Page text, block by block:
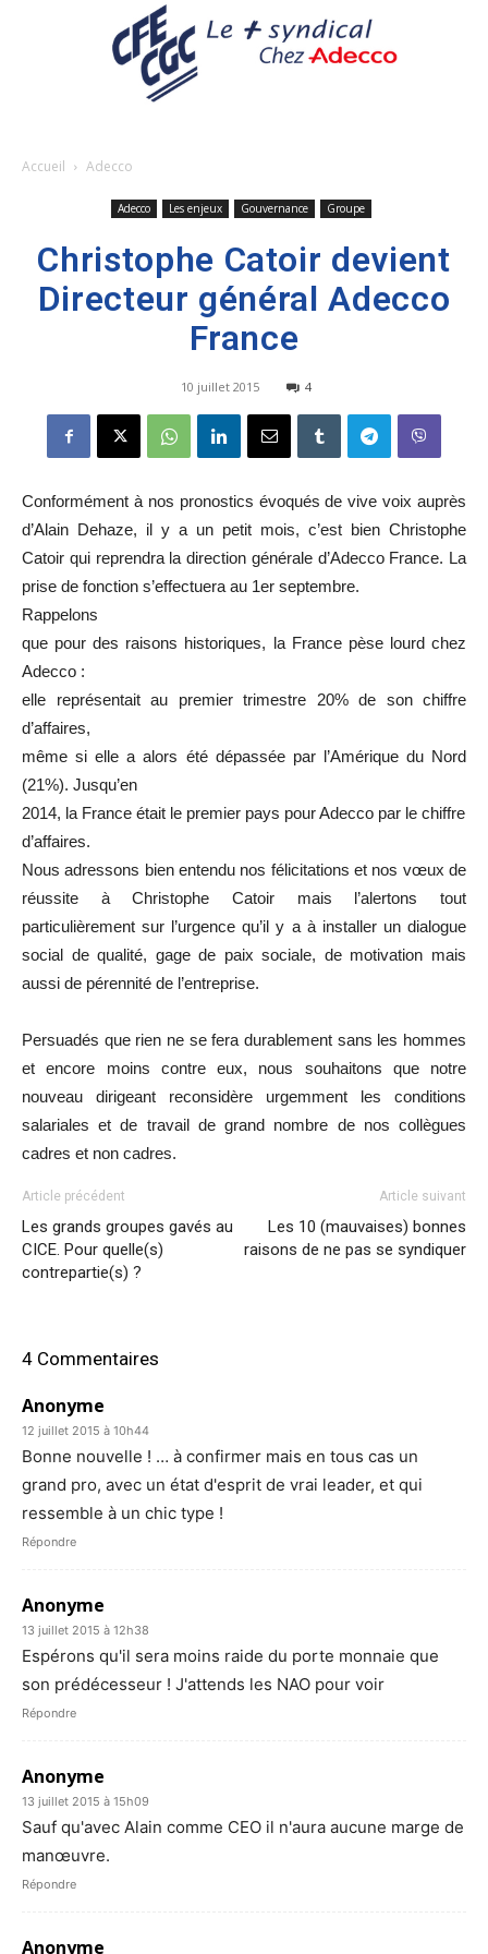
Accueil Adecco
Adecco Les enjeux Gouvernance Groupe
Christophe Catoir devient
Directeur général Adecco
France
10 juillet 2015 4
Conformément à nos pronostics évoqués de vive voix auprès
d’Alain Dehaze, il y a un petit mois, c’est bien Christophe
Catoir qui reprendra la direction générale d’Adecco France. La
prise de fonction s’effectuera au 1er septembre.
Rappelons
que pour des raisons historiques, la France pèse lourd chez
Adecco :
elle représentait au premier trimestre 20% de son chiffre
d’affaires,
même si elle a alors été dépassée par l’Amérique du Nord
(21%). Jusqu’en
2014, la France était le premier pays pour Adecco par le chiffre
d’affaires.
Nous adressons bien entendu nos félicitations et nos vœux de
réussite à Christophe Catoir mais l’alertons tout
particulièrement sur l’urgence qu’il y a à installer un dialogue
social de qualité, gage de paix sociale, de motivation mais
aussi de pérennité de l’entreprise.
Persuadés que rien ne se fera durablement sans les hommes
et encore moins contre eux, nous souhaitons que notre
nouveau dirigeant reconsidère urgemment les conditions
salariales et de travail de grand nombre de nos collègues
cadres et non cadres.
Article précédent
Les grands groupes gavés au
CICE. Pour quelle(s)
contrepartie(s) ?
Article suivant
Les 10 (mauvaises) bonnes
raisons de ne pas se syndiquer
4 Commentaires
Anonyme
12 juillet 2015 à 10h44
Bonne nouvelle ! … à confirmer mais en tous cas un
grand pro, avec un état d'esprit de vrai leader, et qui
ressemble à un chic type !
Répondre
Anonyme
13 juillet 2015 à 12h38
Espérons qu'il sera moins raide du porte monnaie que
son prédécesseur ! J'attends les NAO pour voir
Répondre
Anonyme
13 juillet 2015 à 15h09
Sauf qu'avec Alain comme CEO il n'aura aucune marge de
manœuvre.
Répondre
Anonyme